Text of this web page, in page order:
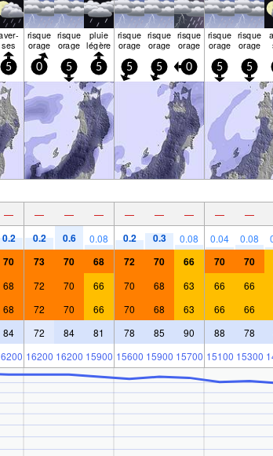
ses
risque
orage
risque
orage
pluie
légère
risque
orage
risque
orage
risque
orage
risque
orage
risque
orage
5 0 5 5 5 5 0 5 5
— — — — — — — — —
0.2 0.2 0.6 0.08 0.2 0.3 0.08 0.04 0.08
70 73 70 68 72 70 66 70 70
68 72 70 66 70 68 63 66 66
68 72 70 66 70 68 63 66 66
84 72 84 81 78 85 90 88 78
16200 16200 15900 15600 15900 15700 15100 15300